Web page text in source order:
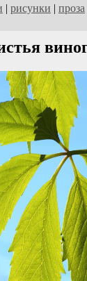
| рисунки | проза